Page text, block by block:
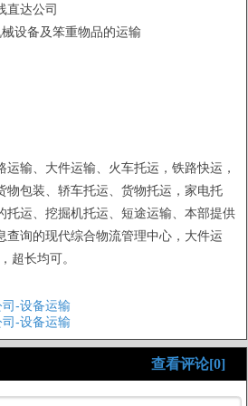
1 2
直达公司
设备及笨重物品的运输
运输、大件运输、火车托运，铁路快运，
物包装、轿车托运、货物托运，家电托
托运、挖掘机托运、短途运输、本部提供
查询的现代综合物流管理中心，大件运
超长均可。
-设备运输
-设备运输
查看评论[0]